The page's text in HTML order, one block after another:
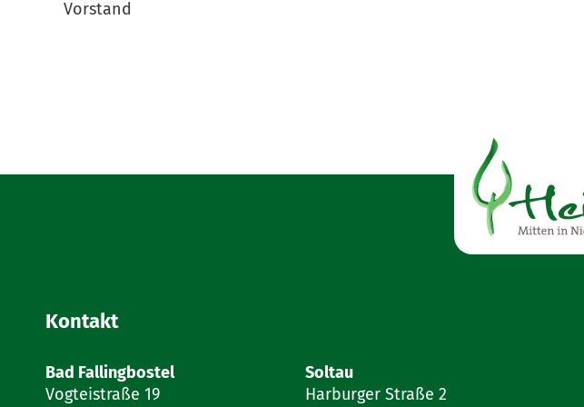
Vorstand
Kontakt
Bad Fallingbostel
Vogteistraße 19
Soltau
Harburger Straße 2